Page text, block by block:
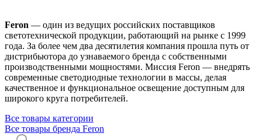
Feron — один из ведущих российских поставщиков
светотехнической продукции, работающий на рынке с 1999
года. За более чем два десятилетия компания прошла путь от
дистрибьютора до узнаваемого бренда с собственными
производственными мощностями. Миссия Feron — внедрять
современные светодиодные технологии в массы, делая
качественное и функциональное освещение доступным для
широкого круга потребителей.
Все товары категории
Все товары бренда Feron